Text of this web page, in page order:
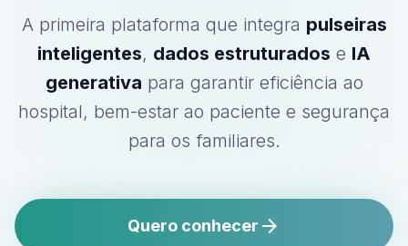
A primeira plataforma que integra pulseiras
inteligentes, dados estruturados e IA
generativa para garantir eficiência ao
hospital, bem-estar ao paciente e segurança
para os familiares.
Quero conhecer arrow_forward